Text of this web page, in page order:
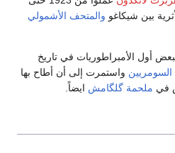
والمتحف الأشمولي
البعض أول الأمبراطوريات في تاريخ
السومريين واستمرت إلى أن أطاح بها
في ملحمة گلگامش ايضاً.